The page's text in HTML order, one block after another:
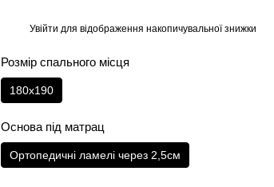
Увійти для відображення накопичувальної знижки
Розмір спального місця
180x190
Основа під матрац
Ортопедичні ламелі через 2,5см